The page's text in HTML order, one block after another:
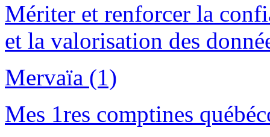
Mériter et renforcer la
et la valorisation des
Mervaïa (1)
Mes 1res comptines